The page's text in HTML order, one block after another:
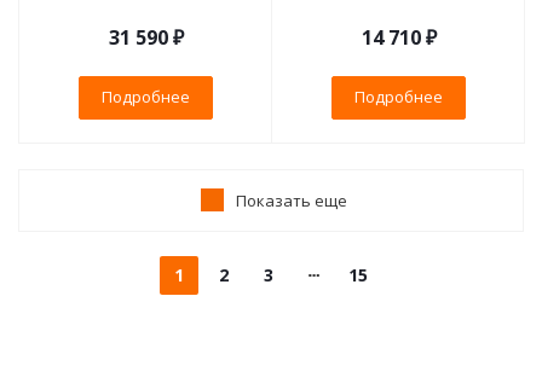
31 590 ₽
Подробнее
14 710 ₽
Подробнее
Показать еще
1 2 3 15